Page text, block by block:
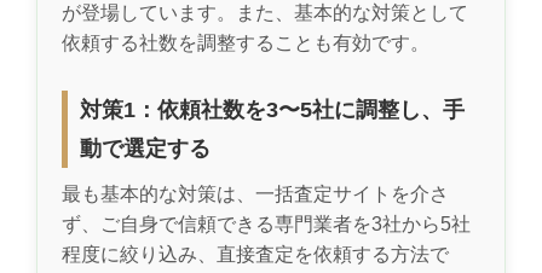
が登場しています。また、基本的な対策として
依頼する社数を調整することも有効です。
対策1：依頼社数を3〜5社に調整し、手
動で選定する
最も基本的な対策は、一括査定サイトを介さ
ず、ご自身で信頼できる専門業者を3社から5社
程度に絞り込み、直接査定を依頼する方法で